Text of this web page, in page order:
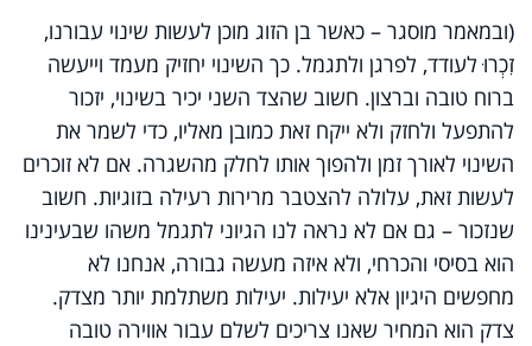
(ובמאמר מוסגר – כאשר בן הזוג מוכן לעשות שינוי עבורנו,
זִכְרוּ לעודד, לפרגן ולתגמל. כך השינוי יחזיק מעמד וייעשה
ברוח טובה וברצון. חשוב שהצד השני יכיר בשינוי, יזכור
להתפעל ולחזק ולא ייקח זאת כמובן מאליו, כדי לשמר את
השינוי לאורך זמן ולהפוך אותו לחלק מהשגרה. אם לא זוכרים
לעשות זאת, עלולה להצטבר מרירות רעילה בזוגיות. חשוב
שנזכור – גם אם לא נראה לנו הגיוני לתגמל משהו שבעינינו
הוא בסיסי והכרחי, ולא איזה מעשה גבורה, אנחנו לא
מחפשים היגיון אלא יעילות. יעילות משתלמת יותר מצדק.
צדק הוא המחיר שאנו צריכים לשלם עבור אווירה טובה